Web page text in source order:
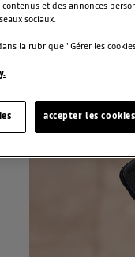
et des annonces
sociaux.
la rubrique "Gérer les
accepter les cookies